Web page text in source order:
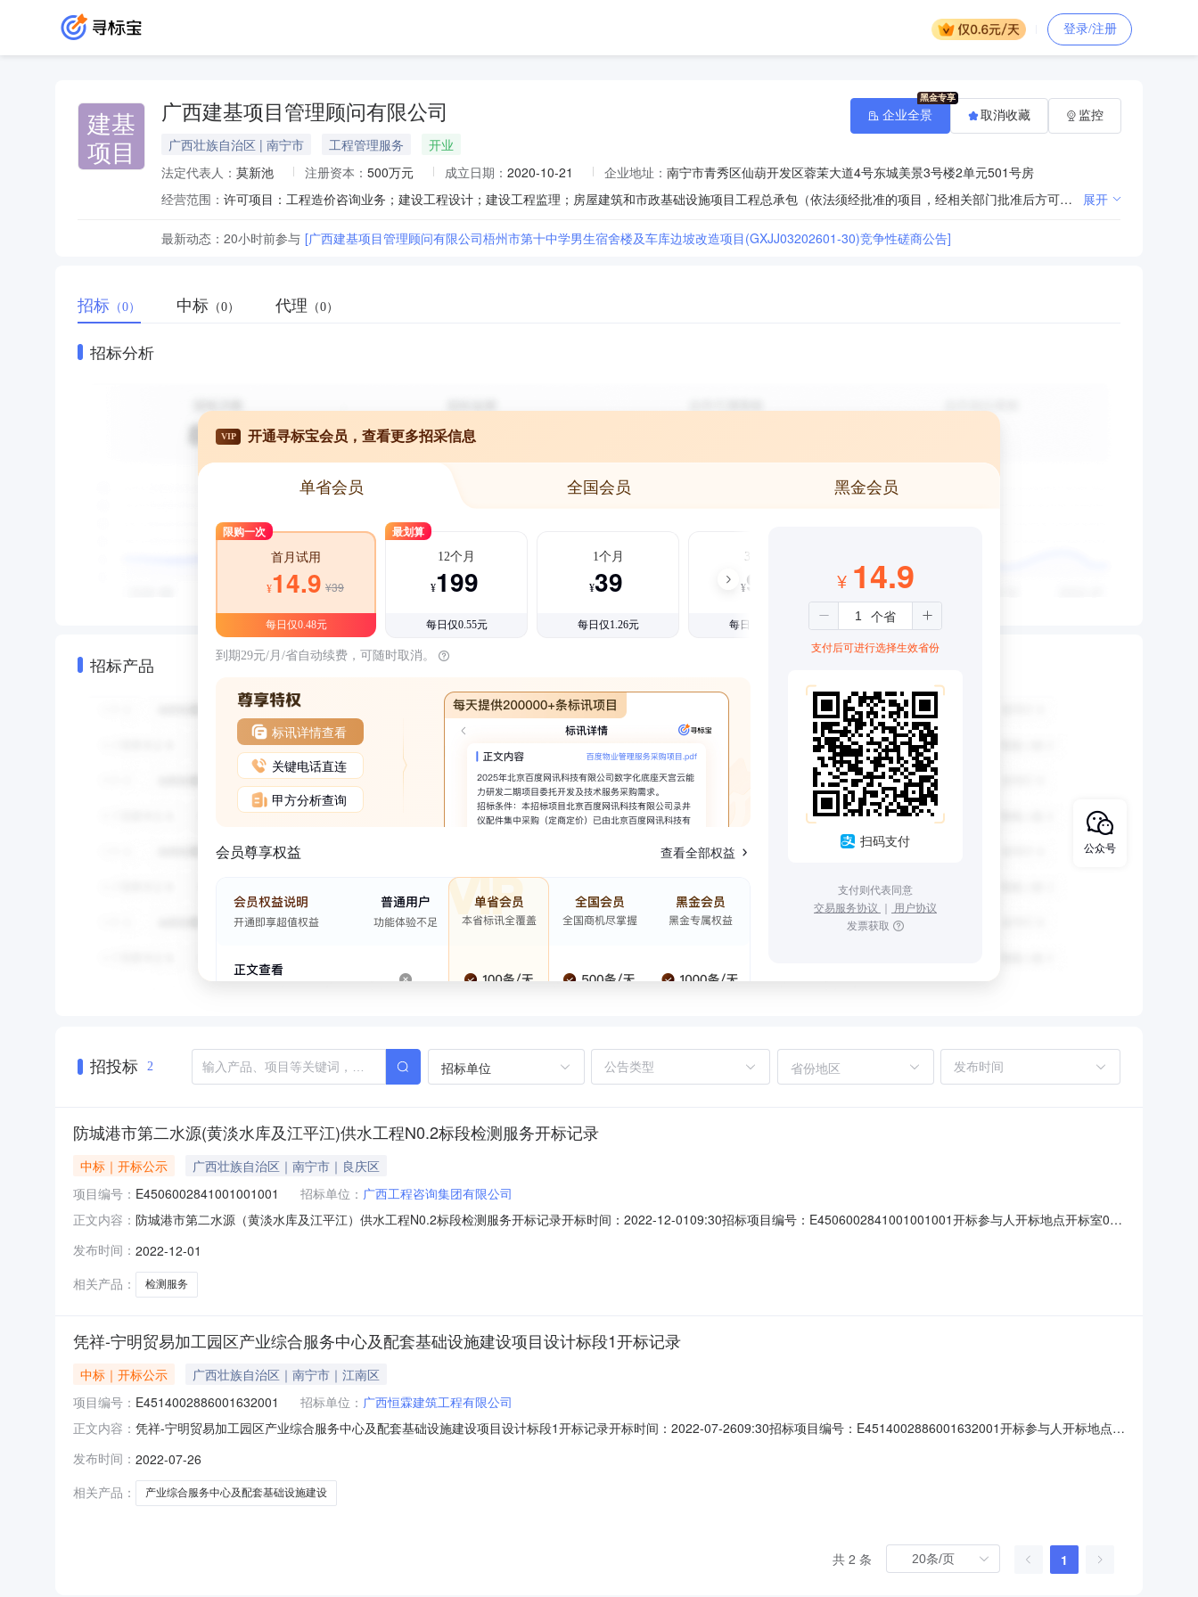
登录/注册
建基
项目
广西建基项目管理顾问有限公司
广西壮族自治区 | 南宁市 工程管理服务
开业
法定代表人： 莫新池 注册资本： 500万元 成立日期： 2020-10-21 企业地址： 南宁市青秀区仙葫开发区蓉茉大道4号东城美景3号楼2单元501号房
经营范围：
许可项目：工程造价咨询业务；建设工程设计；建设工程监理；房屋建筑和市政基础设施项目工程总承包（依法须经批准的项目，经相关部门批准后方可开展经营活动，具体经营项目以相关部门批准文件或许可证件为准）一般项目：工程管理服务；招投标代理服务；政府采购代理服务；信息咨询服务（不含许可类信息咨询服务）；技术服务、技术开发、技术咨询、技术交流、技术转让、技术推广；财务咨询（除依法须经批准的项目外，凭营业执照依法自主开展经营活动） 展开
最新动态： 20小时前参与 [广西建基项目管理顾问有限公司梧州市第十中学男生宿舍楼及车库边坡改造项目(GXJJ03202601-30)竞争性磋商公告]
企业全景 取消收藏 监控
招标 （0） 中标 （0） 代理 （0）
招标分析
招标产品
VIP 开通寻标宝会员，查看更多招采信息
单省会员 全国会员 黑金会员
限购一次
首月试用
¥14.9 ¥39
每日仅0.48元
最划算
12个月
¥199
每日仅0.55元
1个月
¥39
每日仅1.26元
3个月
¥99
每日仅1.08元
到期29元/月/省自动续费，可随时取消。
标讯详情查看
关键电话直连
甲方分析查询
会员尊享权益 查看全部权益
¥ 14.9
支付后可进行选择生效省份
扫码支付
支付则代表同意
交易服务协议 ｜ 用户协议
发票获取
招投标 2 招标单位 省份地区
防城港市第二水源(黄淡水库及江平江)供水工程N0.2标段检测服务开标记录
中标｜开标公示
广西壮族自治区｜南宁市｜良庆区
项目编号： E4506002841001001001 招标单位： 广西工程咨询集团有限公司
正文内容： 防城港市第二水源（黄淡水库及江平江）供水工程N0.2标段检测服务开标记录开标时间：2022-12-0109:30招标项目编号：E4506002841001001001开标参与人开标地点开标室03
标人名称:广西建基工程管理有限公司;项目负责人:;报价:0.00元/%;工期:日历天;质量要求:;保证金金额:0.00元,投
发布时间： 2022-12-01
相关产品：
检测服务
凭祥-宁明贸易加工园区产业综合服务中心及配套基础设施建设项目设计标段1开标记录
中标｜开标公示
广西壮族自治区｜南宁市｜江南区
项目编号： E4514002886001632001 招标单位： 广西恒霖建筑工程有限公司
正文内容： 凭祥-宁明贸易加工园区产业综合服务中心及配套基础设施建设项目设计标段1开标记录开标时间：2022-07-2609:30招标项目编号：E4514002886001632001开标参与人开标地点开
上传,投标人名称:浙江工保建筑工程技术有限公司;项目负责人:;报价:0.00元/%;工期:日历天;质量要求:;保证金金额:0.0
发布时间： 2022-07-26
相关产品：
产业综合服务中心及配套基础设施建设
共 2 条 1
公众号